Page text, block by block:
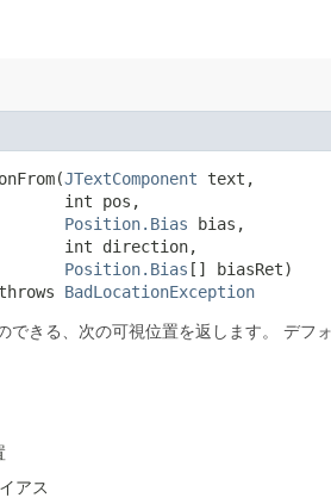
JTextComponent text,
int pos,
Position.Bias bias,
int direction,
Position.Bias [] biasRet)
BadLocationException
きる、次の可視位置を返します。 デフ
アス